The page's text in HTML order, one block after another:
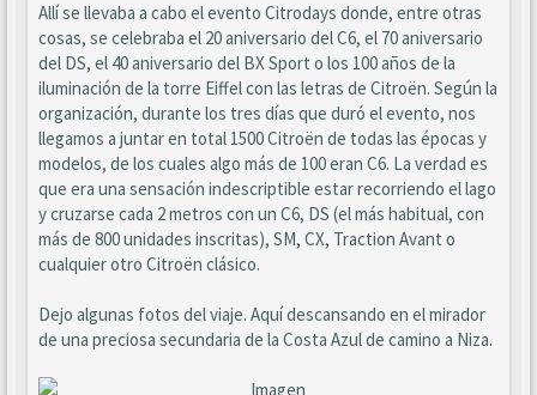
Allí se llevaba a cabo el evento Citrodays donde, entre otras
cosas, se celebraba el 20 aniversario del C6, el 70 aniversario
del DS, el 40 aniversario del BX Sport o los 100 años de la
iluminación de la torre Eiffel con las letras de Citroën. Según la
organización, durante los tres días que duró el evento, nos
llegamos a juntar en total 1500 Citroën de todas las épocas y
modelos, de los cuales algo más de 100 eran C6. La verdad es
que era una sensación indescriptible estar recorriendo el lago
y cruzarse cada 2 metros con un C6, DS (el más habitual, con
más de 800 unidades inscritas), SM, CX, Traction Avant o
cualquier otro Citroën clásico.
Dejo algunas fotos del viaje. Aquí descansando en el mirador
de una preciosa secundaria de la Costa Azul de camino a Niza.